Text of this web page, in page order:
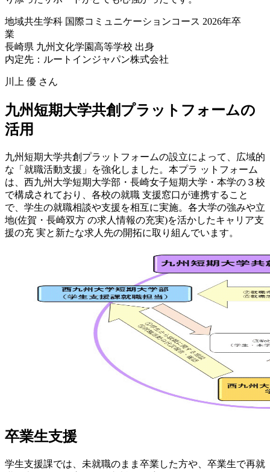
地域共生学科 国際コミュニケーションコース 2026年卒
業
長崎県 九州文化学園高等学校 出身
内定先：ルートインジャパン株式会社
川上 優 さん
九州短期大学共創プラットフォームの
活用
九州短期大学共創プラットフォームの設立によって、広域的
な「就職活動支援」を強化しました。本プラ ットフォーム
は、西九州大学短期大学部・長崎女子短期大学・本学の３校
で構成されており、各校の就職 支援窓口が連携すること
で、学生の就職相談や支援を相互に実施。各大学の強みや立
地(佐賀・長崎双方 の求人情報の充実)を活かしたキャリア支
援の充 実と新たな求人先の開拓に取り組んでいます。
卒業生支援
学生支援課では、未就職のまま卒業した方や、卒業生で再就